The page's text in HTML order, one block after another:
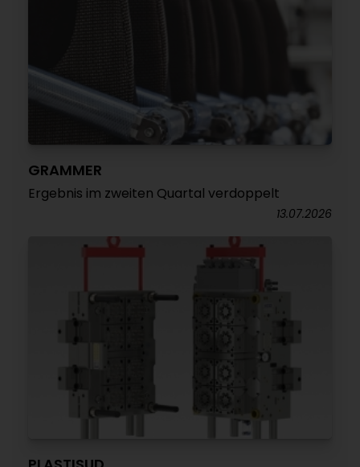
GRAMMER
Ergebnis im zweiten Quartal verdoppelt
13.07.2026